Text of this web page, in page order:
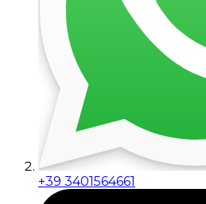
+39 3401564661